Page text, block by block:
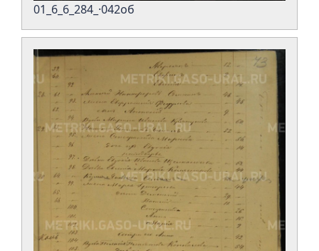
01_6_6_284_·042об